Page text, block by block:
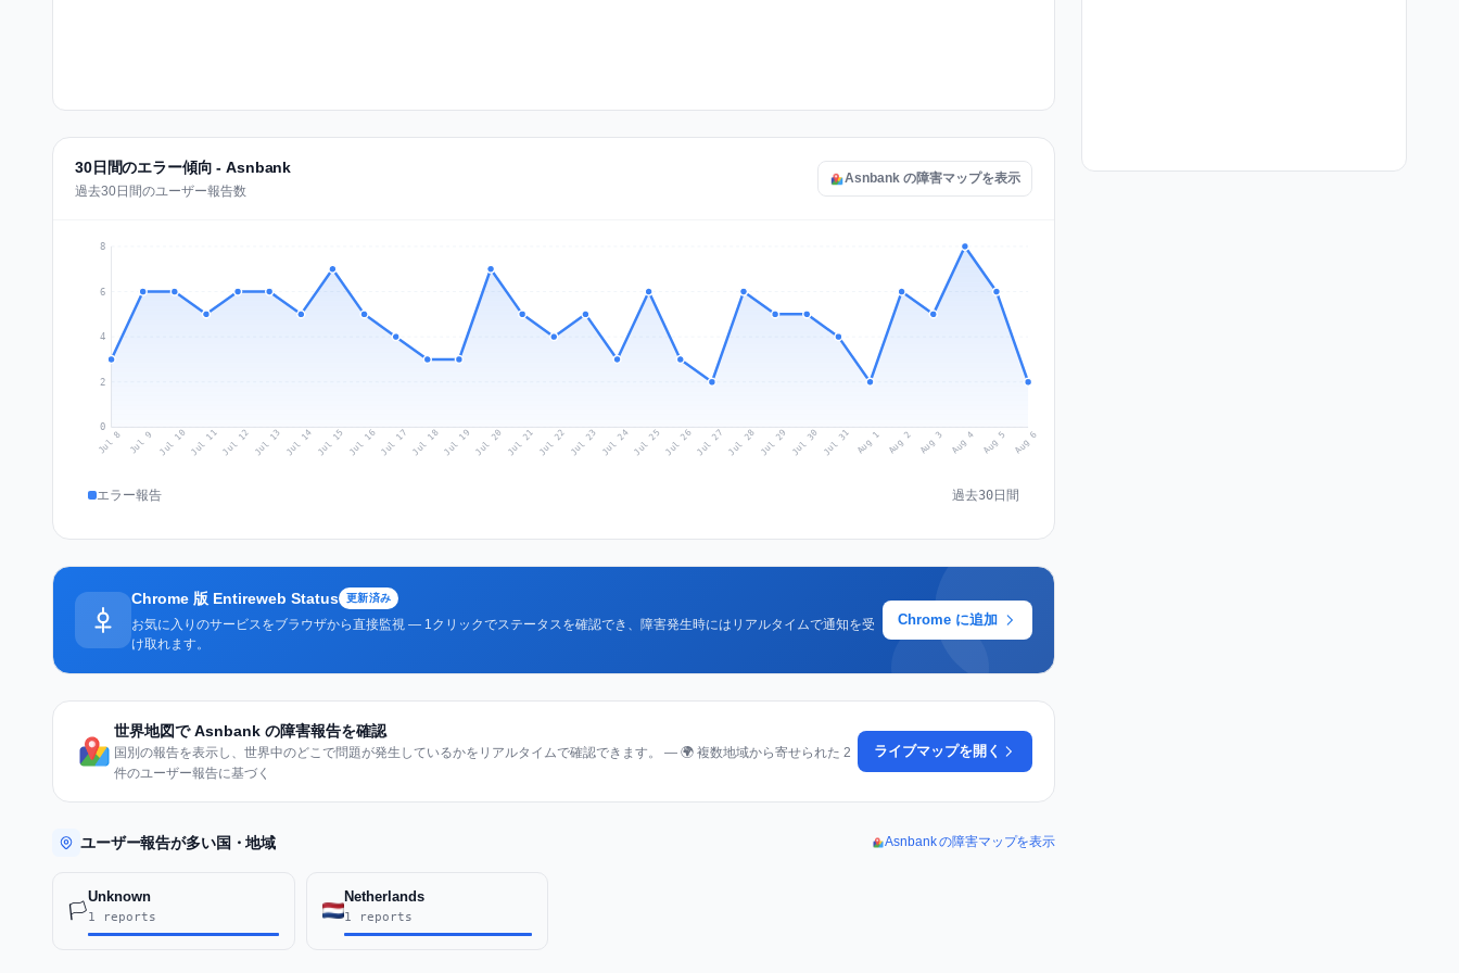
30日間のエラー傾向 - Asnbank
過去30日間のユーザー報告数
Asnbank の障害マップを表示
0
2
4
6
8
Jul 8 Jul 9 Jul 10 Jul 11Jul 12 Jul 13 Jul 14 Jul 15 Jul 16Jul 17 Jul 18Jul 19 Jul 20 Jul 21 Jul 22 Jul 23 Jul 24Jul 25 Jul 26Jul 27 Jul 28 Jul 29 Jul 30 Jul 31 Aug 1 Aug 2 Aug 3 Aug 4 Aug 5 Aug 6
エラー報告 過去30日間
Chrome 版 Entireweb Status 更新済み
お気に入りのサービスをブラウザから直接監視 — 1クリックでステータスを確認でき、障害発生時にはリアルタイムで通知を受
け取れます。
Chrome に追加
世界地図で Asnbank の障害報告を確認
国別の報告を表示し、世界中のどこで問題が発生しているかをリアルタイムで確認できます。 — 🌍 複数地域から寄せられた 2
件のユーザー報告に基づく
ライブマップを開く
ユーザー報告が多い国・地域 Asnbank の障害マップを表示
🏳️
Unknown
1 reports
Netherlands
1 reports